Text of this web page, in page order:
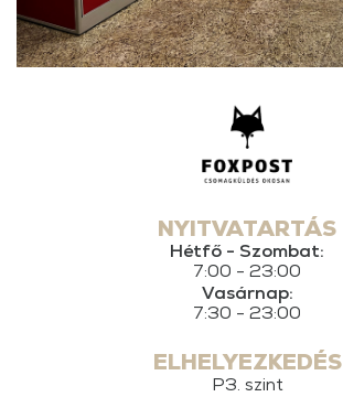
NYITVATARTÁS
Hétfő - Szombat:
7:00 - 23:00
Vasárnap:
7:30 - 23:00
ELHELYEZKEDÉS
P3. szint